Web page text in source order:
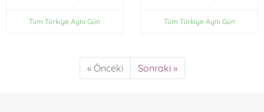
Tüm Türkiye Aynı Gün Tüm Türkiye Aynı Gün
« Önceki Sonraki »